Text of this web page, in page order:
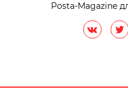
Posta-Magazine